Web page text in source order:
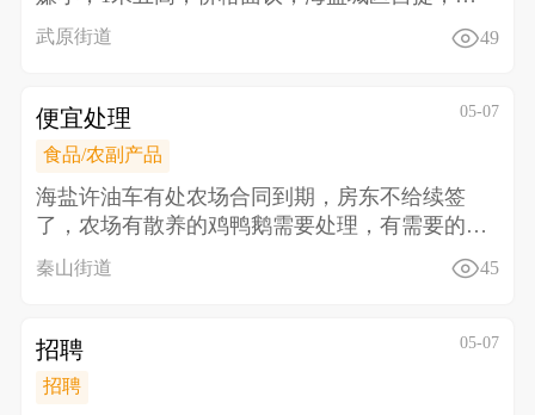
话13645
武原街道 49
便宜处理 05-07
食品/农副产品
海盐许油车有处农场合同到期，房东不给续签
了，农场有散养的鸡鸭鹅需要处理，有需要的联
系18157338
秦山街道 45
招聘 05-07
招聘